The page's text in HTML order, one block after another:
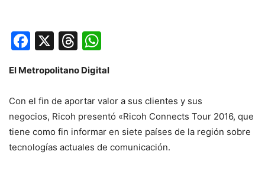
Facebook
X Threads
El Metropolitano Digital
Con el fin de aportar valor a sus clientes y sus
negocios, Ricoh presentó «Ricoh Connects Tour 2016, que
tiene como fin informar en siete países de la región sobre
tecnologías actuales de comunicación.